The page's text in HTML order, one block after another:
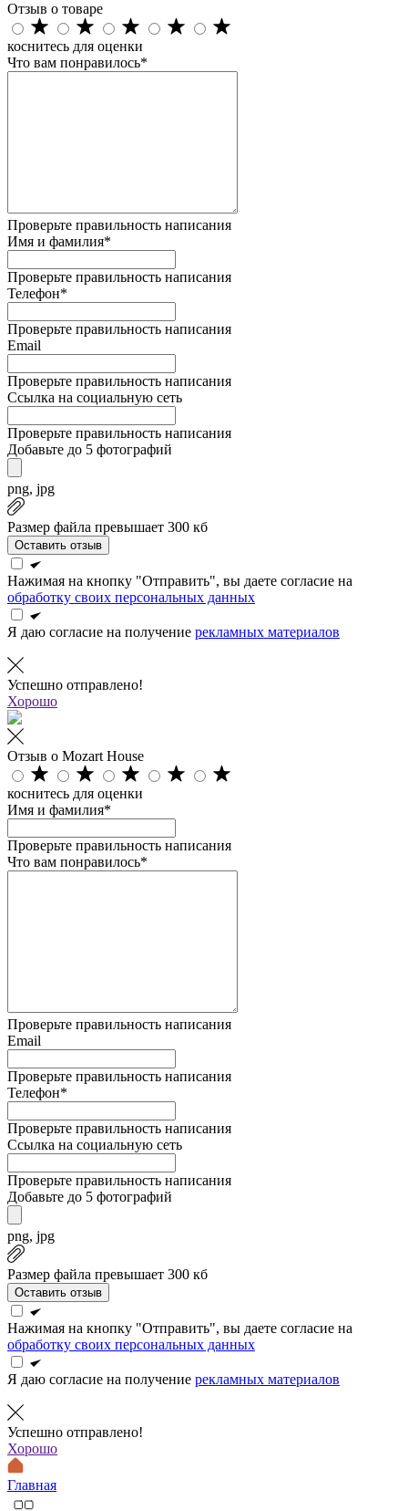
Отзыв о товаре
коснитесь для оценки
Что вам понравилось*
Проверьте правильность написания
Имя и фамилия*
Проверьте правильность написания
Телефон*
Проверьте правильность написания
Email
Проверьте правильность написания
Ссылка на социальную сеть
Проверьте правильность написания
Добавьте до 5 фотографий
png, jpg
Размер файла превышает 300 кб
Оставить отзыв
Нажимая на кнопку "Отправить", вы даете согласие на
обработку своих персональных данных
Я даю согласие на получение рекламных материалов
Успешно отправлено!
Хорошо
Отзыв о Mozart House
коснитесь для оценки
Имя и фамилия*
Проверьте правильность написания
Что вам понравилось*
Проверьте правильность написания
Email
Проверьте правильность написания
Телефон*
Проверьте правильность написания
Ссылка на социальную сеть
Проверьте правильность написания
Добавьте до 5 фотографий
png, jpg
Размер файла превышает 300 кб
Оставить отзыв
Нажимая на кнопку "Отправить", вы даете согласие на
обработку своих персональных данных
Я даю согласие на получение рекламных материалов
Успешно отправлено!
Хорошо
Главная